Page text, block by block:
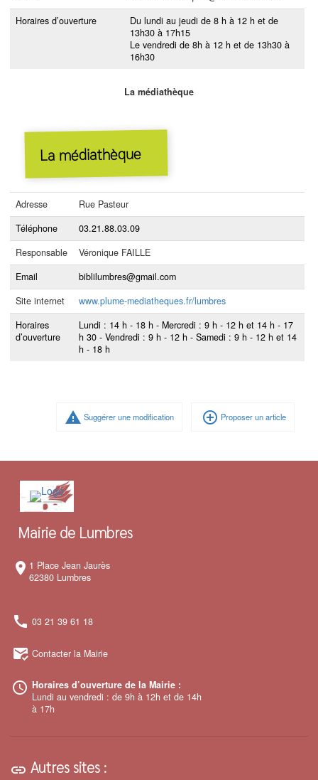
Horaires d’ouverture
Du lundi au jeudi de 8 h à 12 h et de
13h30 à 17h15
Le vendredi de 8h à 12 h et de 13h30 à
16h30
La médiathèque
La médiathèque
Adresse
Rue Pasteur
Téléphone
03.21.88.03.09
Responsable
Véronique FAILLE
Email
biblilumbres@gmail.com
Site internet
www.plume-mediatheques.fr/lumbres
Horaires
d’ouverture
Lundi : 14 h - 18 h - Mercredi : 9 h - 12 h et 14 h - 17
h 30 - Vendredi : 9 h - 12 h - Samedi : 9 h - 12 h et 14
h - 18 h
warning Suggérer une modification add_circle_outline Proposer un article
Mairie de Lumbres
room 1 Place Jean Jaurès
62380 Lumbres
call 03 21 39 61 18
mark_email_read Contacter la Mairie
access_time Horaires d’ouverture de la Mairie :
Lundi au vendredi : de 9h à 12h et de 14h
à 17h
link Autres sites :